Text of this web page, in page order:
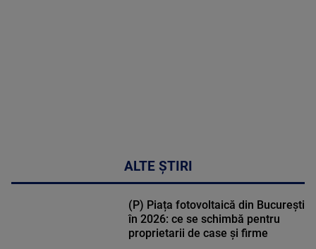
ALTE ȘTIRI
(P) Piața fotovoltaică din București
în 2026: ce se schimbă pentru
proprietarii de case și firme